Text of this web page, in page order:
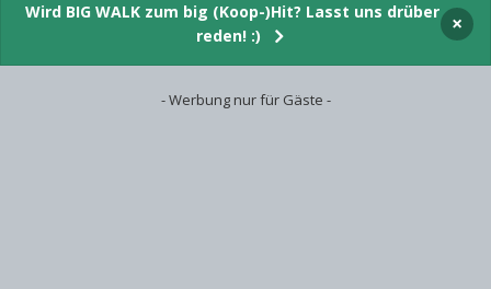
Wird BIG WALK zum big (Koop-)Hit? Lasst uns drüber
reden! :)
×
- Werbung nur für Gäste -